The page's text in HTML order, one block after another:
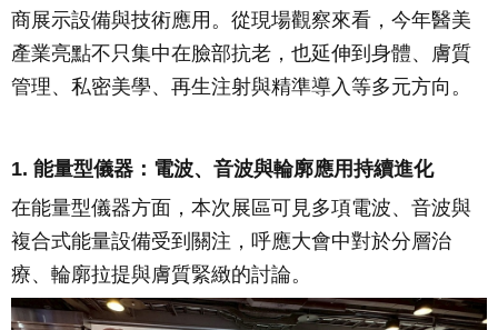
商展示設備與技術應用。從現場觀察來看，今年醫美
產業亮點不只集中在臉部抗老，也延伸到身體、膚質
管理、私密美學、再生注射與精準導入等多元方向。
1. 能量型儀器：電波、音波與輪廓應用持續進化
在能量型儀器方面，本次展區可見多項電波、音波與
複合式能量設備受到關注，呼應大會中對於分層治
療、輪廓拉提與膚質緊緻的討論。